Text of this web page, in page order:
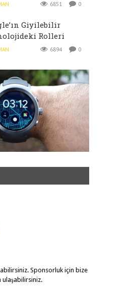
6851 0
Giyilebilir
Rolleri
6894 0
Sponsorluk için bize
ulaşabilirsiniz.